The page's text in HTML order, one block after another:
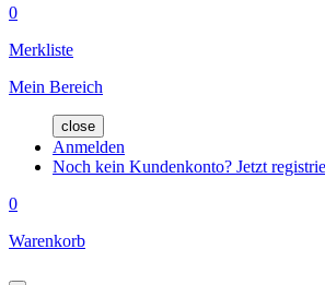
0
Merkliste
Mein Bereich
close
Anmelden
Noch kein Kundenkonto? Jetzt
0
Warenkorb